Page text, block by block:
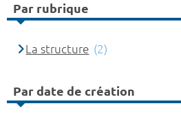
Par rubrique
La structure (2)
Par date de création